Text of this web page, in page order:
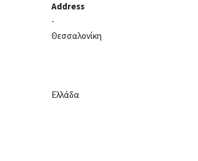
Address
-
Θεσσαλονίκη
Ελλάδα